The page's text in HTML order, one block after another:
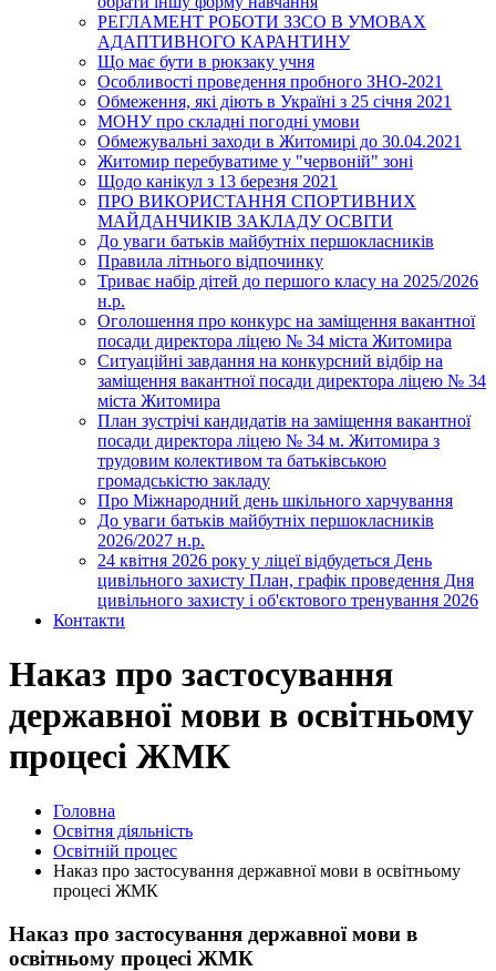
РЕГЛАМЕНТ РОБОТИ ЗЗСО В УМОВАХ
АДАПТИВНОГО КАРАНТИНУ
Що має бути в рюкзаку учня
Особливості проведення пробного ЗНО-2021
Обмеження, які діють в Україні з 25 січня 2021
МОНУ про складні погодні умови
Обмежувальні заходи в Житомирі до 30.04.2021
Житомир перебуватиме у "червоній" зоні
Щодо канікул з 13 березня 2021
ПРО ВИКОРИСТАННЯ СПОРТИВНИХ
МАЙДАНЧИКІВ ЗАКЛАДУ ОСВІТИ
До уваги батьків майбутніх першокласників
Правила літнього відпочинку
Триває набір дітей до першого класу на 2025/2026
н.р.
Оголошення про конкурс на заміщення вакантної
посади директора ліцею № 34 міста Житомира
Ситуаційні завдання на конкурсний відбір на
заміщення вакантної посади директора ліцею № 34
міста Житомира
План зустрічі кандидатів на заміщення вакантної
посади директора ліцею № 34 м. Житомира з
трудовим колективом та батьківською
громадськістю закладу
Про Міжнародний день шкільного харчування
До уваги батьків майбутніх першокласників
2026/2027 н.р.
24 квітня 2026 року у ліцеї відбудеться День
цивільного захисту План, графік проведення Дня
цивільного захисту і об'єктового тренування 2026
Контакти
Наказ про застосування
державної мови в освітньому
процесі ЖМК
Головна
Освітня діяльність
Освітній процес
Наказ про застосування державної мови в освітньому
процесі ЖМК
Наказ про застосування державної мови в
освітньому процесі ЖМК